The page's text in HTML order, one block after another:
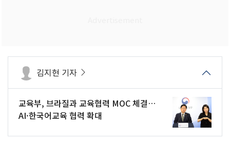
김지현 기자
교육부, 브라질과 교육협력 MOC 체결…
AI·한국어교육 협력 확대